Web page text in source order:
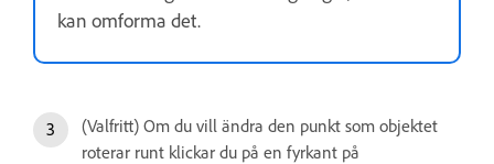
kan omforma det.
(Valfritt) Om du vill ändra den punkt som objektet
roterar runt klickar du på en fyrkant på